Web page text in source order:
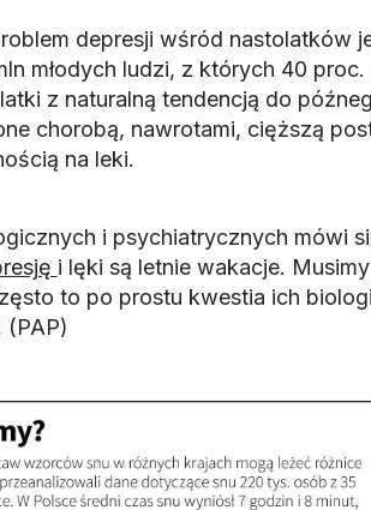
depresji wśród nastolatków
młodych ludzi, z których 40 proc.
z naturalną tendencją do
chorobą, nawrotami, cięższą
na leki.
i psychiatrycznych mówi
i lęki są letnie wakacje.
to po prostu kwestia ich
(PAP)